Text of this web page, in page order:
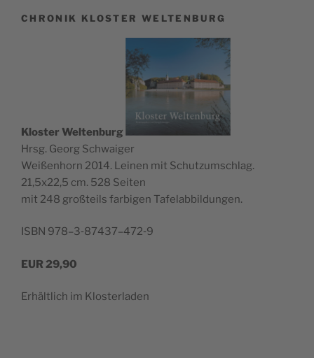
CHRONIK KLOSTER WELTENBURG
Klos­ter Wel­ten­burg
Hrsg. Georg Schwaiger
Wei­ßen­horn 2014. Lei­nen mit Schutz­um­schlag.
21,5x22,5 cm. 528 Seiten
mit 248 groß­teils far­bi­gen Tafelabbildungen.
ISBN 978–3‑87437–472‑9
EUR 29,90
Erhält­lich im Klosterladen